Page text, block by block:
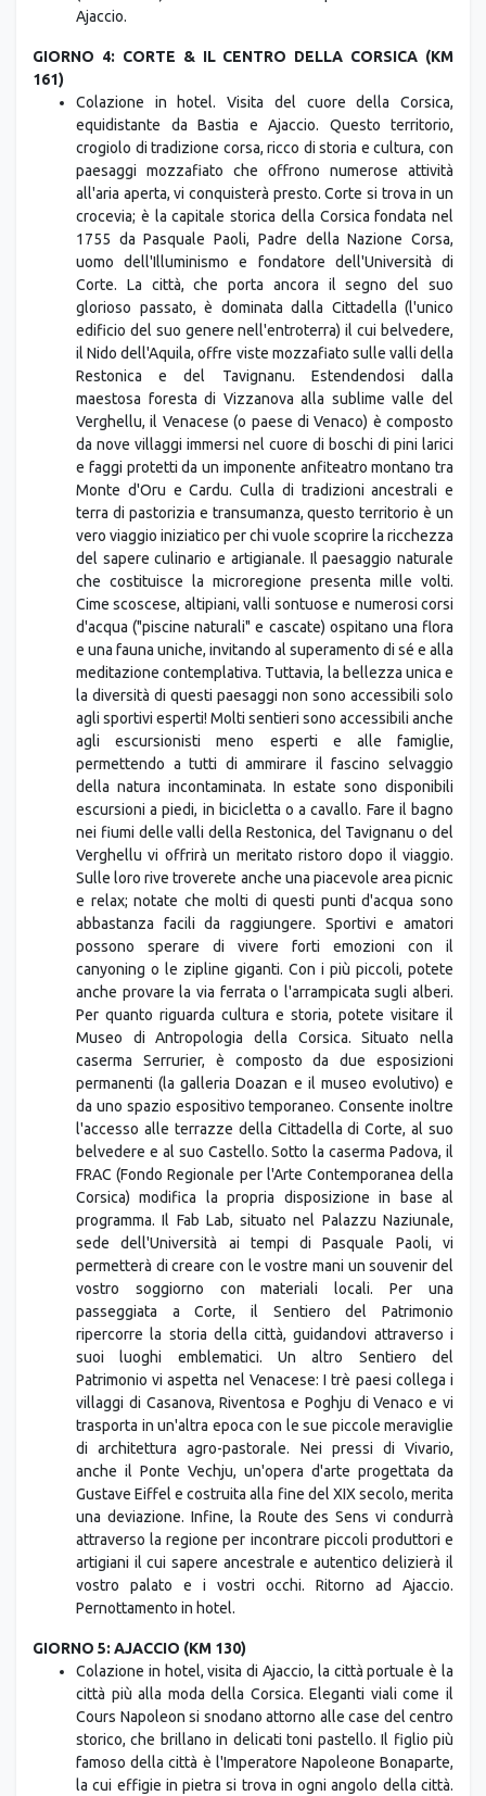
Ajaccio.
GIORNO 4: CORTE & IL CENTRO DELLA CORSICA (KM
161)
Colazione in hotel. Visita del cuore della Corsica,
equidistante da Bastia e Ajaccio. Questo territorio,
crogiolo di tradizione corsa, ricco di storia e cultura, con
paesaggi mozzafiato che offrono numerose attività
all'aria aperta, vi conquisterà presto. Corte si trova in un
crocevia; è la capitale storica della Corsica fondata nel
1755 da Pasquale Paoli, Padre della Nazione Corsa,
uomo dell'Illuminismo e fondatore dell'Università di
Corte. La città, che porta ancora il segno del suo
glorioso passato, è dominata dalla Cittadella (l'unico
edificio del suo genere nell'entroterra) il cui belvedere,
il Nido dell'Aquila, offre viste mozzafiato sulle valli della
Restonica e del Tavignanu. Estendendosi dalla
maestosa foresta di Vizzanova alla sublime valle del
Verghellu, il Venacese (o paese di Venaco) è composto
da nove villaggi immersi nel cuore di boschi di pini larici
e faggi protetti da un imponente anfiteatro montano tra
Monte d'Oru e Cardu. Culla di tradizioni ancestrali e
terra di pastorizia e transumanza, questo territorio è un
vero viaggio iniziatico per chi vuole scoprire la ricchezza
del sapere culinario e artigianale. Il paesaggio naturale
che costituisce la microregione presenta mille volti.
Cime scoscese, altipiani, valli sontuose e numerosi corsi
d'acqua ("piscine naturali" e cascate) ospitano una flora
e una fauna uniche, invitando al superamento di sé e alla
meditazione contemplativa. Tuttavia, la bellezza unica e
la diversità di questi paesaggi non sono accessibili solo
agli sportivi esperti! Molti sentieri sono accessibili anche
agli escursionisti meno esperti e alle famiglie,
permettendo a tutti di ammirare il fascino selvaggio
della natura incontaminata. In estate sono disponibili
escursioni a piedi, in bicicletta o a cavallo. Fare il bagno
nei fiumi delle valli della Restonica, del Tavignanu o del
Verghellu vi offrirà un meritato ristoro dopo il viaggio.
Sulle loro rive troverete anche una piacevole area picnic
e relax; notate che molti di questi punti d'acqua sono
abbastanza facili da raggiungere. Sportivi e amatori
possono sperare di vivere forti emozioni con il
canyoning o le zipline giganti. Con i più piccoli, potete
anche provare la via ferrata o l'arrampicata sugli alberi.
Per quanto riguarda cultura e storia, potete visitare il
Museo di Antropologia della Corsica. Situato nella
caserma Serrurier, è composto da due esposizioni
permanenti (la galleria Doazan e il museo evolutivo) e
da uno spazio espositivo temporaneo. Consente inoltre
l'accesso alle terrazze della Cittadella di Corte, al suo
belvedere e al suo Castello. Sotto la caserma Padova, il
FRAC (Fondo Regionale per l'Arte Contemporanea della
Corsica) modifica la propria disposizione in base al
programma. Il Fab Lab, situato nel Palazzu Naziunale,
sede dell'Università ai tempi di Pasquale Paoli, vi
permetterà di creare con le vostre mani un souvenir del
vostro soggiorno con materiali locali. Per una
passeggiata a Corte, il Sentiero del Patrimonio
ripercorre la storia della città, guidandovi attraverso i
suoi luoghi emblematici. Un altro Sentiero del
Patrimonio vi aspetta nel Venacese: I trè paesi collega i
villaggi di Casanova, Riventosa e Poghju di Venaco e vi
trasporta in un'altra epoca con le sue piccole meraviglie
di architettura agro-pastorale. Nei pressi di Vivario,
anche il Ponte Vechju, un'opera d'arte progettata da
Gustave Eiffel e costruita alla fine del XIX secolo, merita
una deviazione. Infine, la Route des Sens vi condurrà
attraverso la regione per incontrare piccoli produttori e
artigiani il cui sapere ancestrale e autentico delizierà il
vostro palato e i vostri occhi. Ritorno ad Ajaccio.
Pernottamento in hotel.
GIORNO 5: AJACCIO (KM 130)
Colazione in hotel, visita di Ajaccio, la città portuale è la
città più alla moda della Corsica. Eleganti viali come il
Cours Napoleon si snodano attorno alle case del centro
storico, che brillano in delicati toni pastello. Il figlio più
famoso della città è l'Imperatore Napoleone Bonaparte,
la cui effigie in pietra si trova in ogni angolo della città.